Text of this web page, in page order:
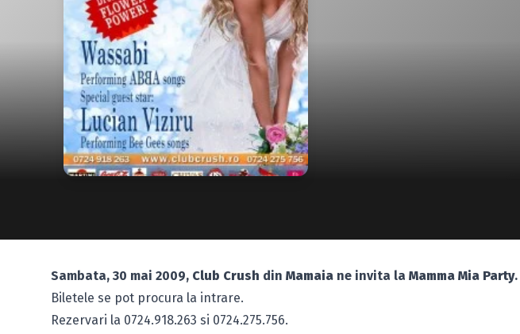
Sambata, 30 mai 2009, Club Crush din Mamaia ne invita la Mamma Mia Party.
Biletele se pot procura la intrare.
Rezervari la 0724.918.263 si 0724.275.756.